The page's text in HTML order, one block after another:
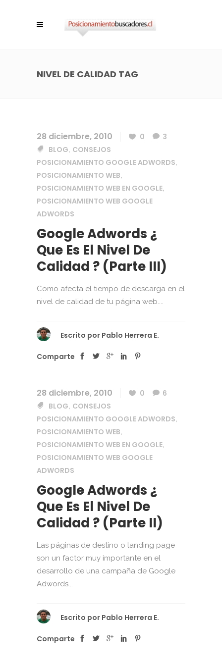
NIVEL DE CALIDAD TAG
28 diciembre, 2010 0
3
BLOG, CONSEJOS
POSICIONAMIENTO GOOGLE ADWORDS,
POSICIONAMIENTO WEB,
POSICIONAMIENTO WEB EN GOOGLE,
POSICIONAMIENTO WEB GOOGLE
ADWORDS
Google Adwords ¿
Que Es El Nivel De
Calidad ? (Parte III)
Como afecta el tiempo de descarga en el
nivel de calidad de tu página web....
Escrito por Pablo Herrera E.
Comparte
28 diciembre, 2010 0
6
BLOG, CONSEJOS
POSICIONAMIENTO GOOGLE ADWORDS,
POSICIONAMIENTO WEB,
POSICIONAMIENTO WEB EN GOOGLE,
POSICIONAMIENTO WEB GOOGLE
ADWORDS
Google Adwords ¿
Que Es El Nivel De
Calidad ? (Parte II)
Las páginas de destino o landing page
son un factor muy importante en el
desarrollo de una campaña de Google
Adwords...
Escrito por Pablo Herrera E.
Comparte